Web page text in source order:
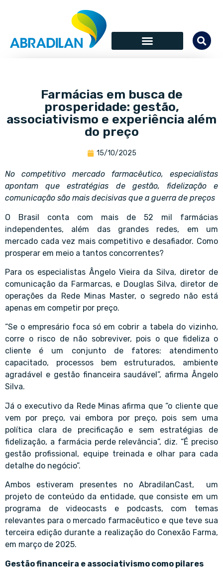
Farmácias em busca de
prosperidade: gestão,
associativismo e experiência além
do preço
15/10/2025
No competitivo mercado farmacêutico, especialistas
apontam que estratégias de gestão, fidelização e
comunicação são mais decisivas que a guerra de preços
O Brasil conta com mais de 52 mil farmácias
independentes, além das grandes redes, em um
mercado cada vez mais competitivo e desafiador. Como
prosperar em meio a tantos concorrentes?
Para os especialistas Ângelo Vieira da Silva, diretor de
comunicação da Farmarcas, e Douglas Silva, diretor de
operações da Rede Minas Master, o segredo não está
apenas em competir por preço.
“Se o empresário foca só em cobrir a tabela do vizinho,
corre o risco de não sobreviver, pois o que fideliza o
cliente é um conjunto de fatores: atendimento
capacitado, processos bem estruturados, ambiente
agradável e gestão financeira saudável”, afirma Ângelo
Silva.
Já o executivo da Rede Minas afirma que “o cliente que
vem por preço, vai embora por preço, pois sem uma
política clara de precificação e sem estratégias de
fidelização, a farmácia perde relevância”, diz. “É preciso
gestão profissional, equipe treinada e olhar para cada
detalhe do negócio”.
Ambos estiveram presentes no AbradilanCast, um
projeto de conteúdo da entidade, que consiste em um
programa de videocasts e podcasts, com temas
relevantes para o mercado farmacêutico e que teve sua
terceira edição durante a realização do Conexão Farma,
em março de 2025.
Gestão financeira e associativismo como pilares